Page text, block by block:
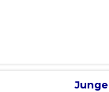
Junge